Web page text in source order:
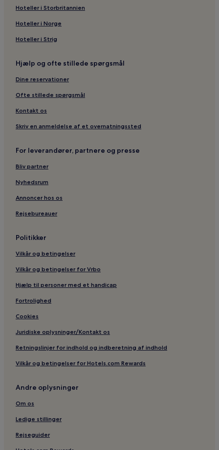
Hoteller i Storbritannien
Hoteller i Norge
Hoteller i Strig
Hjælp og ofte stillede spørgsmål
Dine reservationer
Ofte stillede spørgsmål
Kontakt os
Skriv en anmeldelse af et overnatningssted
For leverandører, partnere og presse
Bliv partner
Nyhedsrum
Annoncer hos os
Rejsebureauer
Politikker
Vilkår og betingelser
Vilkår og betingelser for Vrbo
Hjælp til personer med et handicap
Fortrolighed
Cookies
Juridiske oplysninger/Kontakt os
Retningslinjer for indhold og indberetning af indhold
Vilkår og betingelser for Hotels.com Rewards
Andre oplysninger
Om os
Ledige stillinger
Rejseguider